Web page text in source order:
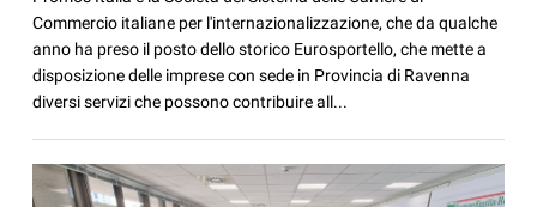
Commercio italiane per l'internazionalizzazione, che da qualche
anno ha preso il posto dello storico Eurosportello, che mette a
disposizione delle imprese con sede in Provincia di Ravenna
diversi servizi che possono contribuire all...